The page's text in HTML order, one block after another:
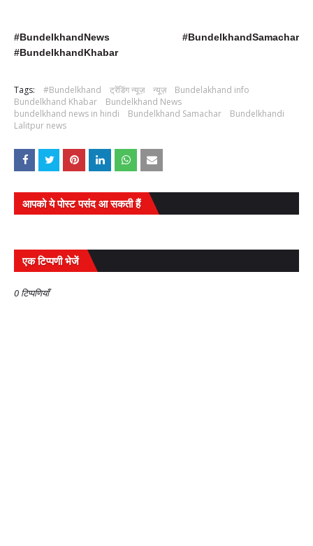
#BundelkhandNews #BundelkhandSamachar
#BundelkhandKhabar
Tags: #Bundelkhand ट्रेंडिंग न्यूज़ न्यूज़
Bundelakhand info
Bundelkhand Khabar
Bundelkhand News
bundelkhand news in hindi
Bundelkhand Samachar
Bundelkhandi
Lalitpur news
आपको ये पोस्ट पसंद आ सकती हैं
एक टिप्पणी भेजें
0 टिप्पणियाँ